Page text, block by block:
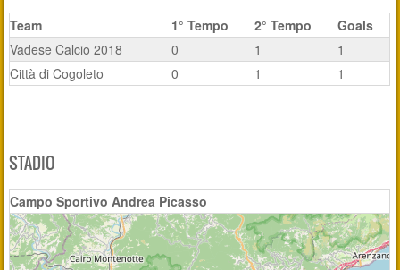
Team 1° Tempo 2° Tempo
Goals
Vadese Calcio 2018
0 1
1
Città di Cogoleto
0 1 1
STADIO
Campo Sportivo Andrea Picasso